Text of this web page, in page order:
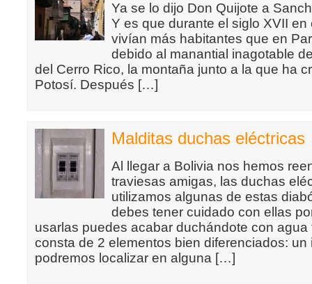
Ya se lo dijo Don Quijote a
Y es que durante el siglo XVII en
vivían más habitantes que en
debido al manantial inagotable
del Cerro Rico, la montaña junto a la que ha
Potosí. Después […]
Malditas duchas eléctricas
Al llegar a Bolivia nos hemos
traviesas amigas, las duchas
utilizamos algunas de estas
debes tener cuidado con ellas
usarlas puedes acabar duchándote con agua
consta de 2 elementos bien diferenciados: un
podremos localizar en alguna […]